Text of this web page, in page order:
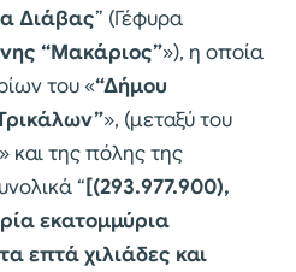
Διάβας” (Γέφυρα
“Μακάριος”»), η οποία
του «“Δήμου
», (μεταξύ του
» και της πόλης της
“[(293.977.900),
εκατομμύρια
επτά χιλιάδες και